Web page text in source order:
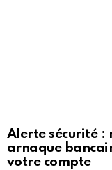
Alerte sécurité :
arnaque
votre compte